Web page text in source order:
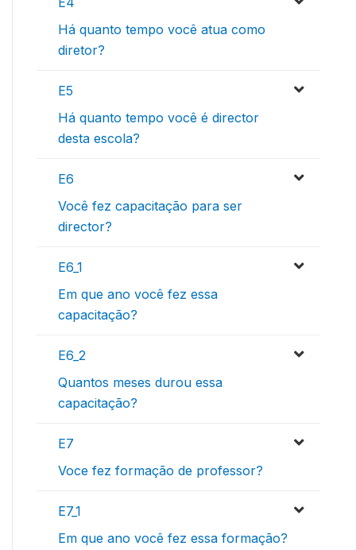
Há quanto tempo você atua como
diretor?
E5
Há quanto tempo você é director
desta escola?
E6
Você fez capacitação para ser
director?
E6_1
Em que ano você fez essa
capacitação?
E6_2
Quantos meses durou essa
capacitação?
E7
Voce fez formação de professor?
E7_1
Em que ano você fez essa formação?